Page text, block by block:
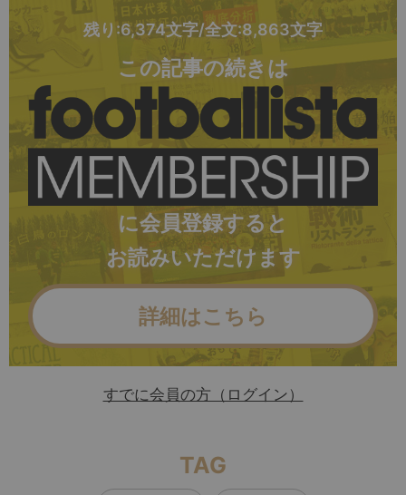
残り:6,374文字/全文:8,863文字
この記事の続きは
に会員登録すると
お読みいただけます
詳細はこちら
すでに会員の方（ログイン）
TAG